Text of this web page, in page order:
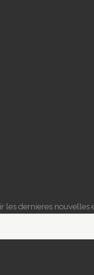
les dernieres nouvelles